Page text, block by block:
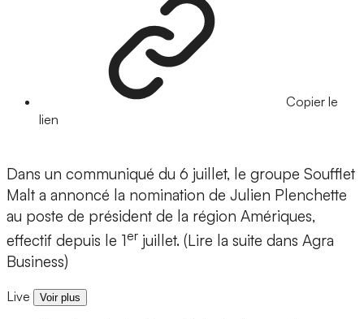
Copier le
lien
Dans un communiqué du 6 juillet, le groupe Soufflet
Malt a annoncé la nomination de Julien Plenchette
au poste de président de la région Amériques,
effectif depuis le 1er juillet. (Lire la suite dans Agra
Business)
Live Voir plus